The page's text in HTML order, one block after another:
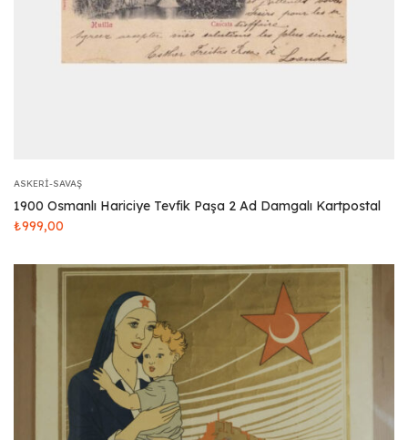
ASKERI-SAVAŞ
1900 Osmanlı Hariciye Tevfik Paşa 2 Ad Damgalı Kartpostal
₺999,00